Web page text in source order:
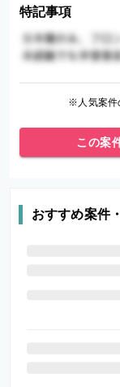
特記事項
※人気案件
この案
おすすめ案件